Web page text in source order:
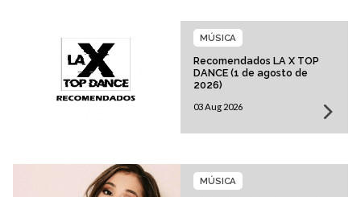
Recomendados LA X TOP
DANCE (1 de agosto de
2026)
MÚSICA
03 Aug 2026
MÚSICA